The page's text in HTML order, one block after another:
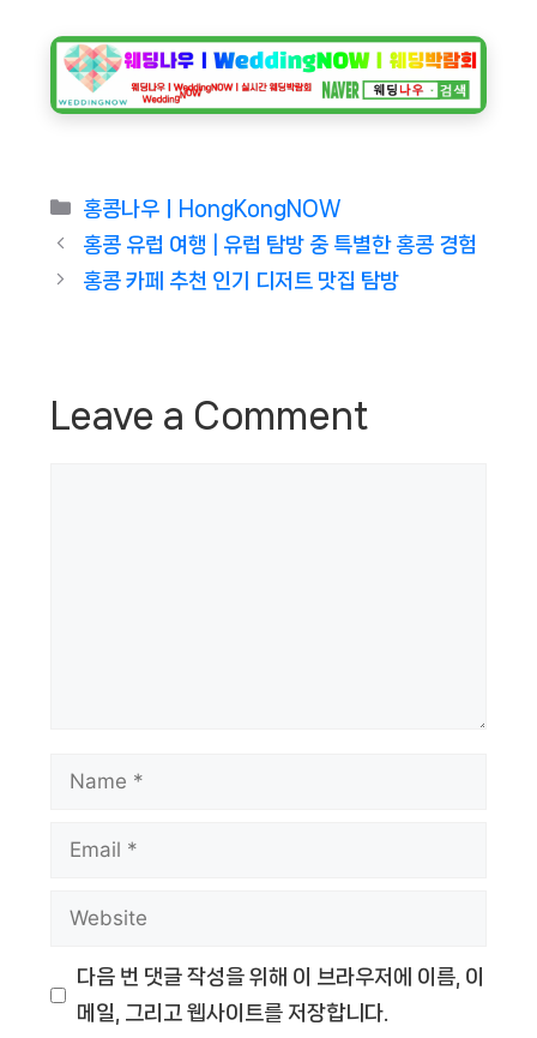
Categories
홍콩나우ㅣHongKongNOW
홍콩 유럽 여행 | 유럽 탐방 중 특별한 홍콩 경험
홍콩 카페 추천 인기 디저트 맛집 탐방
Leave a Comment
Name
Email
Website
다음 번 댓글 작성을 위해 이 브라우저에 이름, 이
메일, 그리고 웹사이트를 저장합니다.